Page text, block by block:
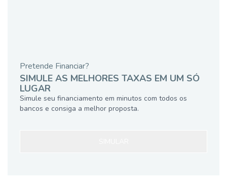
Pretende Financiar?
SIMULE AS MELHORES TAXAS EM UM SÓ
LUGAR
Simule seu financiamento em minutos com todos os
bancos e consiga a melhor proposta.